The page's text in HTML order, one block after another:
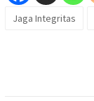
Jaga Integritas